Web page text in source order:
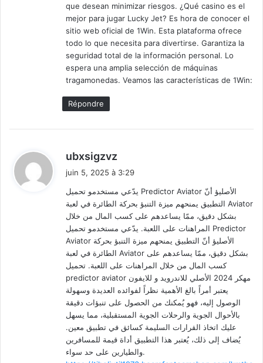
que desean minimizar riesgos. ¿Qué casino es el
mejor para jugar Lucky Jet? Es hora de conocer el
sitio web oficial de 1Win. Esta plataforma ofrece
todo lo que necesita para divertirse. Garantiza la
seguridad total de la información personal. Lo
espera una amplia selección de máquinas
tragamonedas. Veamos las características de 1Win:
Répondre
ubxsigzvz
juin 5, 2025 à 3:29
يدّعي مستخدمو تحميل Predictor Aviator الأصليؤ أنّ
التطبيق يمنحهم ميزة التنبؤ بحركة الطائرة في لعبة Aviator
بشكل دقيق، ممّا يساعدهم على كسب المال من خلال
المراهنات على اللعبة. يدّعي مستخدمو تحميل Predictor
Aviator الأصليؤ أنّ التطبيق يمنحهم ميزة التنبؤ بحركة
الطائرة في لعبة Aviator بشكل دقيق، ممّا يساعدهم على
كسب المال من خلال المراهنات على اللعبة. تحميل
predictor aviator مهكر 2024 الأصلي للاندرويد و للايفون
يعتبر أمراً بالغ الأهمية نظراً لفوائده العديدة وسهولة
الوصول إليه، فهو يُمكنك من الحصول على تنبؤات دقيقة
بالأحوال الجوية والرحلات الجوية المستقبلية، مما يسهل
عليك اتخاذ القرارات السليمة كسائق في تطبيق معين.
يُضاف إلى ذلك، يُعتبر هذا التطبيق أداة قيمة للمسافرين
والطيارين على حد سواء.